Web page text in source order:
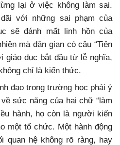
lại ở việc không làm sai.
với những sai phạm của
sẽ đánh mất linh hồn của
mà dân gian có câu “Tiên
giáo dục bắt đầu từ lễ nghĩa,
chỉ là kiến thức.
đạo trong trường học phải ý
sức nặng của hai chữ “làm
hành, họ còn là người kiến
một tổ chức. Một hành động
quan hệ không rõ ràng, hay